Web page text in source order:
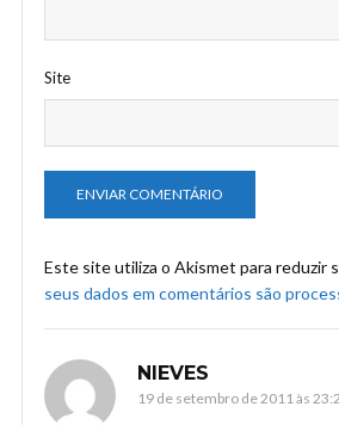
Site
Este site utiliza o Akismet para reduzir
seus dados em comentários são
NIEVES
19 de setembro de 2011 às